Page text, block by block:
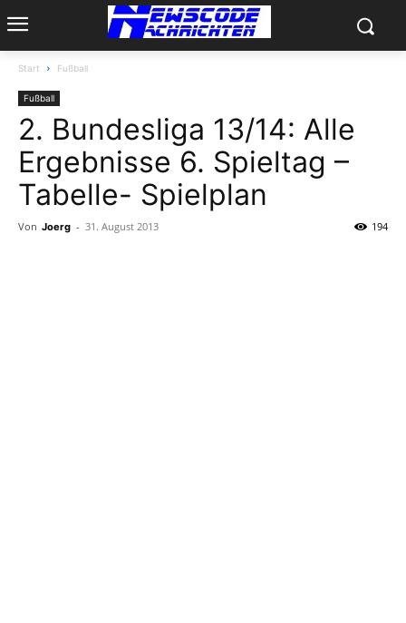
Start Fußball
Fußball
2. Bundesliga 13/14: Alle
Ergebnisse 6. Spieltag –
Tabelle- Spielplan
Von Joerg - 31. August 2013 194